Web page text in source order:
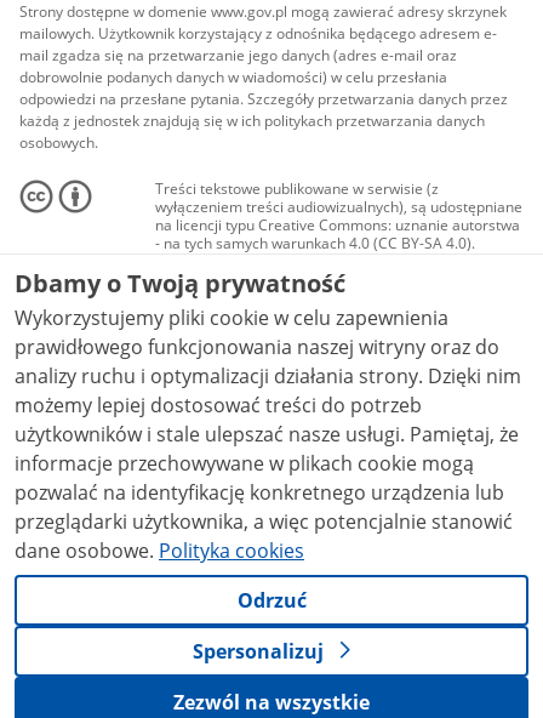
Strony dostępne w domenie www.gov.pl mogą zawierać adresy skrzynek
mailowych. Użytkownik korzystający z odnośnika będącego adresem e-
mail zgadza się na przetwarzanie jego danych (adres e-mail oraz
dobrowolnie podanych danych w wiadomości) w celu przesłania
odpowiedzi na przesłane pytania. Szczegóły przetwarzania danych przez
każdą z jednostek znajdują się w ich politykach przetwarzania danych
osobowych.
Treści tekstowe publikowane w serwisie (z
wyłączeniem treści audiowizualnych), są udostępniane
na licencji typu Creative Commons: uznanie autorstwa
- na tych samych warunkach 4.0 (CC BY-SA 4.0).
Materiały audiowizualne, w tym zdjęcia, materiały
audio i wideo, są udostępniane na licencji typu
Creative Commons: uznanie autorstwa użycie
niekomercyjne - bez utworów zależnych 4.0 (CC BY-
NC-ND 4.0), o ile nie jest to stwierdzone inaczej.
Dbamy o Twoją prywatność
Wykorzystujemy pliki cookie w celu zapewnienia
prawidłowego funkcjonowania naszej witryny oraz do
analizy ruchu i optymalizacji działania strony. Dzięki nim
możemy lepiej dostosować treści do potrzeb
użytkowników i stale ulepszać nasze usługi. Pamiętaj, że
informacje przechowywane w plikach cookie mogą
pozwalać na identyfikację konkretnego urządzenia lub
przeglądarki użytkownika, a więc potencjalnie stanowić
dane osobowe. Polityka cookies
Odrzuć
Spersonalizuj
Zezwól na wszystkie